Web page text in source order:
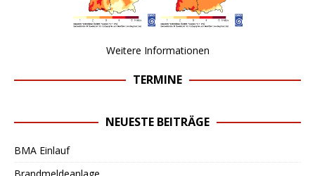
Weitere Informationen
TERMINE
NEUESTE BEITRÄGE
BMA Einlauf